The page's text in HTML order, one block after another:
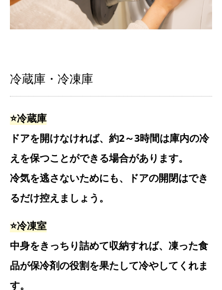
冷蔵庫・冷凍庫
⭐️冷蔵庫
ドアを開けなければ、約2～3時間は庫内の冷
えを保つことができる場合があります。
冷気を逃さないためにも、ドアの開閉はでき
るだけ控えましょう。
⭐️冷凍室
中身をきっちり詰めて収納すれば、凍った食
品が保冷剤の役割を果たして冷やしてくれま
す。